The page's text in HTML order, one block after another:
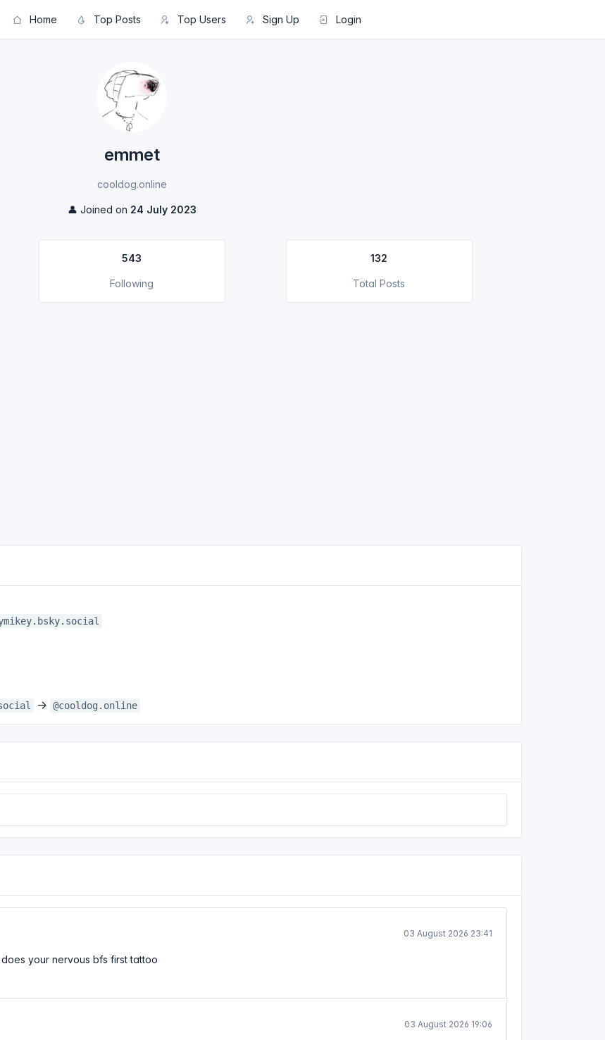
Home Top Posts Top Users Sign Up Login
emmet
cooldog.online
👤 Joined on 24 July 2023
543
Following
132
Total Posts
→ @cooldog.online
03 August 2026 23:41
your nervous bfs first tattoo
03 August 2026 19:06